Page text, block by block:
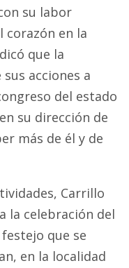
su labor
corazón en la
que la
acciones a
del estado
su dirección de
más de él y de
Carrillo
la celebración del
festejo que se
en la localidad